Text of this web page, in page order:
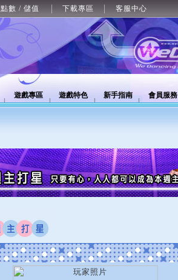
點數 / 儲值 下載專區 客服中心
遊戲專區 遊戲特色 新手指南 會員服務